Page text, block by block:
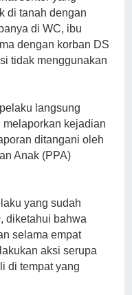
di tanah dengan
di WC, ibu
dengan korban DS
tidak menggunakan
langsung
kejadian
ditangani oleh
Anak (PPA)
yang sudah
diketahui bahwa
selama empat
aksi serupa
di tempat yang